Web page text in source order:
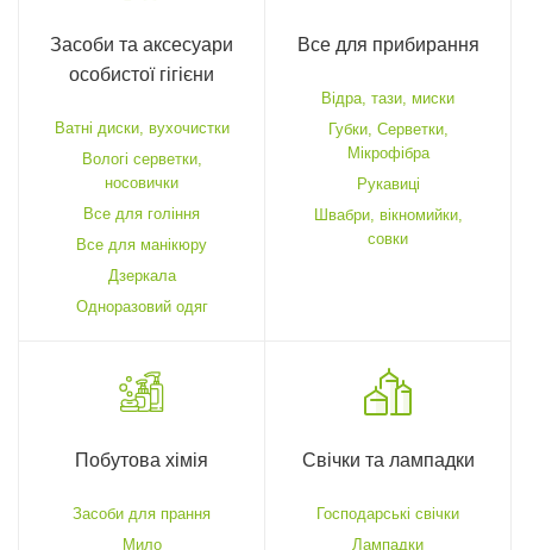
Засоби та аксесуари
особистої гігієни
Ватні диски, вухочистки
Вологі серветки,
носовички
Все для гоління
Все для манікюру
Дзеркала
Одноразовий одяг
Все для прибирання
Відра, тази, миски
Губки, Серветки,
Мікрофібра
Рукавиці
Швабри, вікномийки,
совки
Побутова хімія
Засоби для прання
Мило
Свічки та лампадки
Господарські свічки
Лампадки